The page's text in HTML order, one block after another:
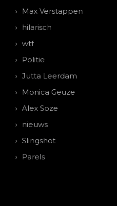
Max Verstappen
hilarisch
wtf
Politie
Jutta Leerdam
Monica Geuze
Alex Soze
nieuws
Slingshot
Parels